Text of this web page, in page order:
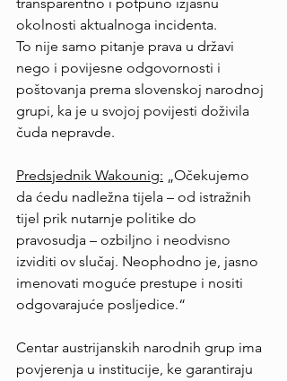
okolnosti aktualnoga incidenta.
To nije samo pitanje prava u državi
nego i povijesne odgovornosti i
poštovanja prema slovenskoj narodnoj
grupi, ka je u svojoj povijesti doživila
čuda nepravde.
Predsjednik Wakounig: „Očekujemo
da ćedu nadležna tijela – od istražnih
tijel prik nutarnje politike do
pravosudja – ozbiljno i neodvisno
izviditi ov slučaj. Neophodno je, jasno
imenovati moguće prestupe i nositi
odgovarajuće posljedice.“
Centar austrijanskih narodnih grup ima
povjerenja u institucije, ke garantiraju